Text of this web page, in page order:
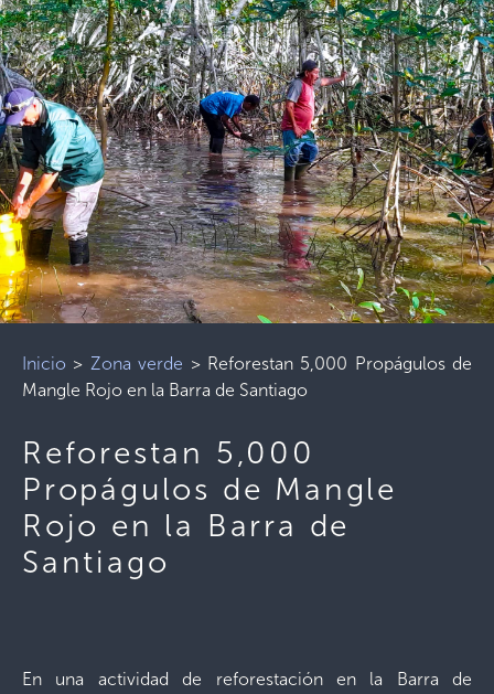
Inicio > Zona verde > Reforestan 5,000 Propágulos de
Mangle Rojo en la Barra de Santiago
Reforestan 5,000
Propágulos de Mangle
Rojo en la Barra de
Santiago
En una actividad de reforestación en la Barra de